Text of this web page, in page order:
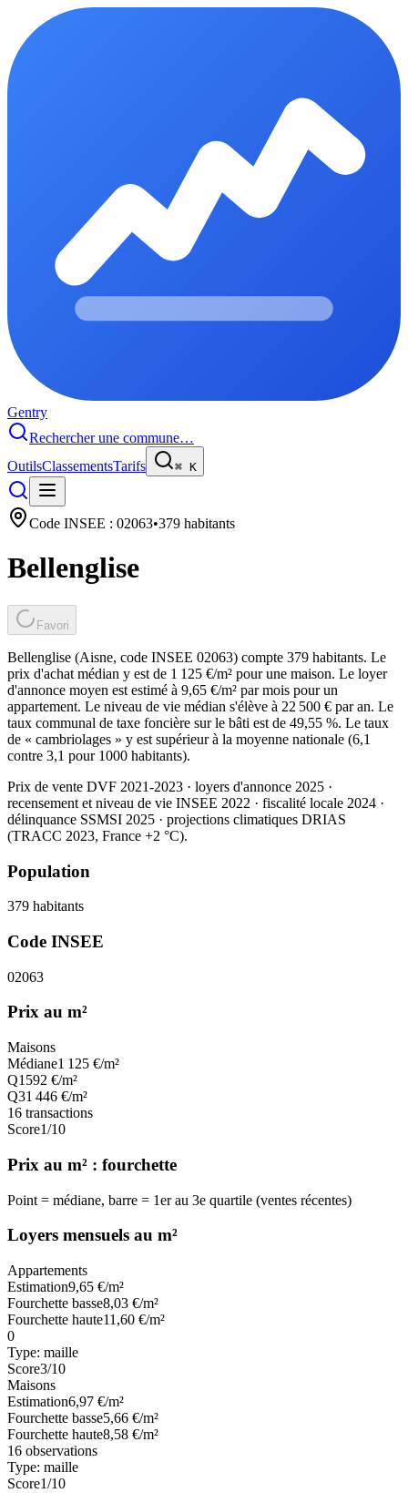
Gentry
Rechercher une commune…
OutilsClassementsTarifs ⌘ K
Code INSEE : 02063•379 habitants
Bellenglise
Favori
Bellenglise (Aisne, code INSEE 02063) compte 379 habitants. Le
prix d'achat médian y est de 1 125 €/m² pour une maison. Le loyer
d'annonce moyen est estimé à 9,65 €/m² par mois pour un
appartement. Le niveau de vie médian s'élève à 22 500 € par an. Le
taux communal de taxe foncière sur le bâti est de 49,55 %. Le taux
de « cambriolages » y est supérieur à la moyenne nationale (6,1
contre 3,1 pour 1000 habitants).
Prix de vente DVF 2021-2023 · loyers d'annonce 2025 ·
recensement et niveau de vie INSEE 2022 · fiscalité locale 2024 ·
délinquance SSMSI 2025 · projections climatiques DRIAS
(TRACC 2023, France +2 °C).
Population
379 habitants
Code INSEE
02063
Prix au m²
Maisons
Médiane1 125 €/m²
Q1 592 €/m²
Q31 446 €/m²
16 transactions
Score1/10
Prix au m² : fourchette
Point = médiane, barre = 1er au 3e quartile (ventes récentes)
Loyers mensuels au m²
Appartements
Estimation9,65 €/m²
Fourchette basse8,03 €/m²
Fourchette haute11,60 €/m²
0
Type: maille
Score3/10
Maisons
Estimation6,97 €/m²
Fourchette basse5,66 €/m²
Fourchette haute8,58 €/m²
16 observations
Type: maille
Score1/10